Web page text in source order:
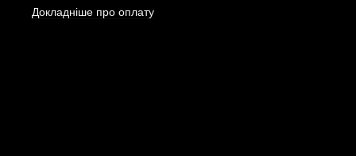
Докладніше про оплату